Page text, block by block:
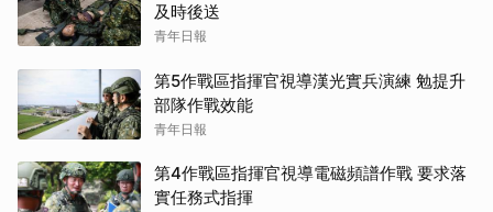
及時後送
青年日報
第5作戰區指揮官視導漢光實兵演練 勉提升
部隊作戰效能
青年日報
第4作戰區指揮官視導電磁頻譜作戰 要求落
實任務式指揮